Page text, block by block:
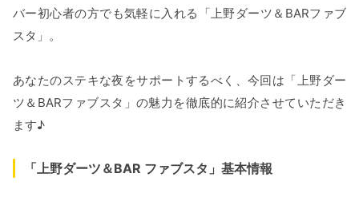
バー初心者の方でも気軽に入れる「上野ダーツ＆BARファブ
スタ」。
あなたのステキな夜をサポートするべく、今回は「上野ダー
ツ＆BARファブスタ」の魅力を徹底的に紹介させていただき
ます♪
「上野ダーツ＆BAR ファブスタ」基本情報